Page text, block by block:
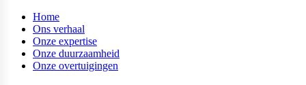
Home
Ons verhaal
Onze expertise
Onze duurzaamheid
Onze overtuigingen